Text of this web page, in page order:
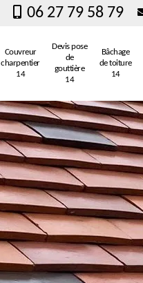
06 27 79 58 79
Couvreur
charpentier
14
Devis pose
de
gouttière
14
Bâchage
de toiture
14